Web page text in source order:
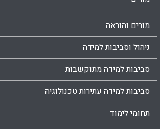
מורים והוראה
ניהול וסביבות למידה
סביבות למידה מתוקשבות
סביבות למידה עתירות טכנולוגיה
תחומי לימוד